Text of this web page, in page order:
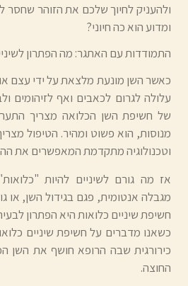
ולהעניק לחיוך שלכם את הזוהר שחסר
ומדוע הוא כה חיוני?
התמודדות עם האתגר: מה הפתרון
כאשר השן מונעת מלצאת על ידי עצם
עלולה לגרום לכאבים ואף לזיהומים
של חשיפת השן הכלואה מצריך
מנוסות, הוא פשוט ומהיר. הטיפול
וטכנולוגיה מתקדמת המאפשרים את
אז מה גורם לשיניים להיות
מגבלה אנטומית, פגם בגידול השן, או
חשיפת שיניים כלואות היא הפתרון
כשאנו מדברים על חשיפת שיניים
כירורגית שבה הרופא חושף את השן
החוצה.